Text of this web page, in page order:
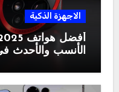
الاجهزة الذكية
الأنسب والأحدث